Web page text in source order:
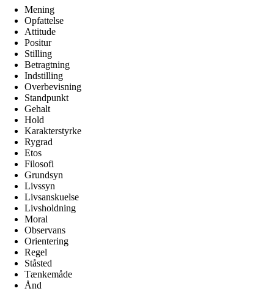
Mening
Opfattelse
Attitude
Positur
Stilling
Betragtning
Indstilling
Overbevisning
Standpunkt
Gehalt
Hold
Karakterstyrke
Rygrad
Etos
Filosofi
Grundsyn
Livssyn
Livsanskuelse
Livsholdning
Moral
Observans
Orientering
Regel
Ståsted
Tænkemåde
Ånd